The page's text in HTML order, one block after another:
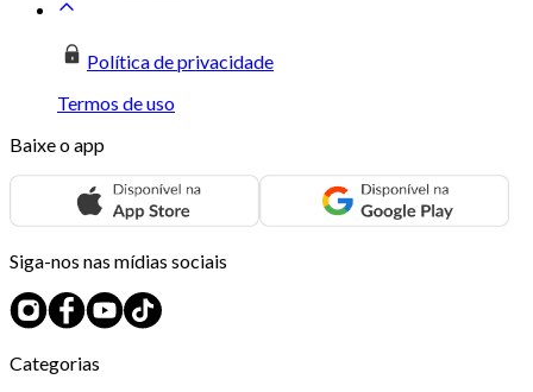
Política de privacidade
Termos de uso
Baixe o app
Siga-nos nas mídias sociais
Categorias